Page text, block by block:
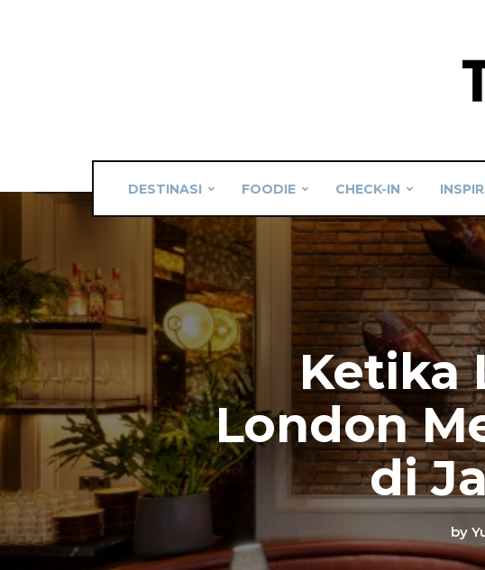
DESTINASI FOODIE CHECK-IN
Ketika
London
di
by